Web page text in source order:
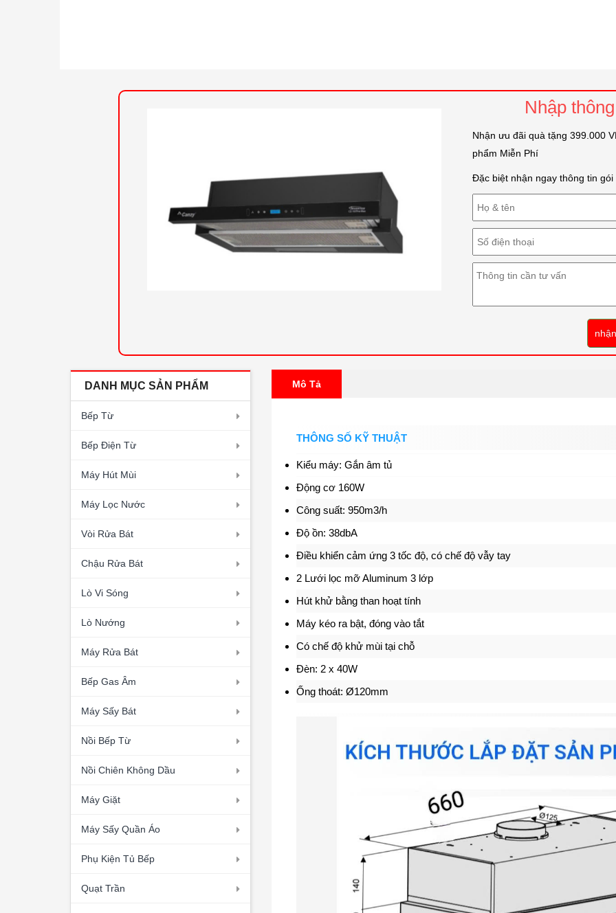
Nhập
Nhận ưu đãi quà tặng 399.000
phẩm Miễn Phí
Đặc biệt nhận ngay thông tin
DANH MỤC SẢN PHẨM
Bếp Từ
Bếp Điện Từ
Máy Hút Mùi
Máy Lọc Nước
Vòi Rửa Bát
Chậu Rửa Bát
Lò Vi Sóng
Lò Nướng
Máy Rửa Bát
Bếp Gas Âm
Máy Sấy Bát
Nồi Bếp Từ
Nồi Chiên Không Dầu
Máy Giặt
Máy Sấy Quần Áo
Phụ Kiện Tủ Bếp
Quạt Trần
Mô Tả
THÔNG SỐ KỸ THUẬT
Kiểu máy: Gắn âm tủ
Động cơ 160W
Công suất: 950m3/h
Độ ồn: 38dbA
Điều khiển cảm ứng 3 tốc độ, có chế độ vẫy tay
2 Lưới lọc mỡ Aluminum 3 lớp
Hút khử bằng than hoạt tính
Máy kéo ra bật, đóng vào tắt
Có chế độ khử mùi tại chỗ
Đèn: 2 x 40W
Ống thoát: Ø120mm